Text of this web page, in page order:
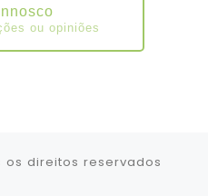
ou opiniões
os direitos reservados